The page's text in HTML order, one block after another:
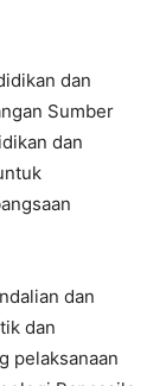
dan
Sumber
dan
dan
dan
pelaksanaan